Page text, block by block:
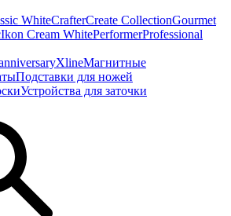
WhiteCrafterCreate CollectionGourmet
Ikon Cream WhitePerformerProfessional
XlineМагнитные
Подставки для ножей
Устройства для заточки